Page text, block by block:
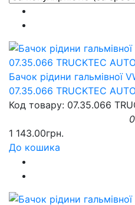
Бачок рідини гальмівної
07.35.066 TRUCKTEC
Код товару: 07.35.066
0
1 143.00грн.
До кошика